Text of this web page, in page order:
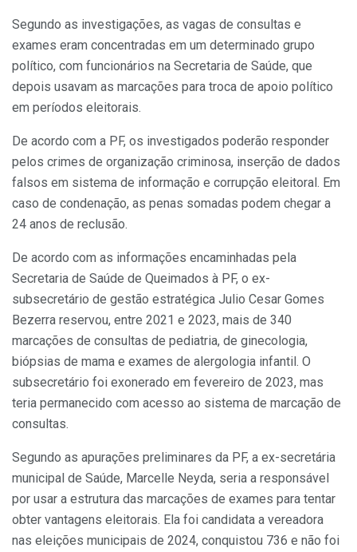
Segundo as investigações, as vagas de consultas e
exames eram concentradas em um determinado grupo
político, com funcionários na Secretaria de Saúde, que
depois usavam as marcações para troca de apoio político
em períodos eleitorais.
De acordo com a PF, os investigados poderão responder
pelos crimes de organização criminosa, inserção de dados
falsos em sistema de informação e corrupção eleitoral. Em
caso de condenação, as penas somadas podem chegar a
24 anos de reclusão.
De acordo com as informações encaminhadas pela
Secretaria de Saúde de Queimados à PF, o ex-
subsecretário de gestão estratégica Julio Cesar Gomes
Bezerra reservou, entre 2021 e 2023, mais de 340
marcações de consultas de pediatria, de ginecologia,
biópsias de mama e exames de alergologia infantil. O
subsecretário foi exonerado em fevereiro de 2023, mas
teria permanecido com acesso ao sistema de marcação de
consultas.
Segundo as apurações preliminares da PF, a ex-secretária
municipal de Saúde, Marcelle Neyda, seria a responsável
por usar a estrutura das marcações de exames para tentar
obter vantagens eleitorais. Ela foi candidata a vereadora
nas eleições municipais de 2024, conquistou 736 e não foi